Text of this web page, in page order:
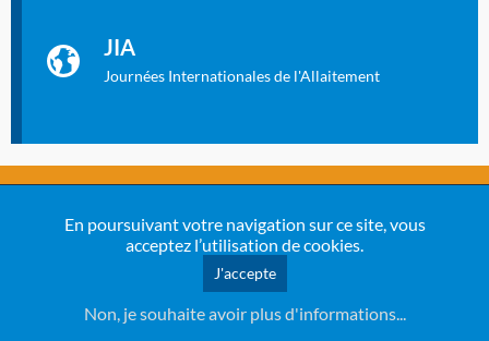
En poursuivant votre navigation sur ce site, vous
acceptez l’utilisation de cookies.
J'accepte
Non, je souhaite avoir plus d'informations...
JIA
Journées Internationales de l'Allaitement
2019 la 11e Journée Internationale de l’Allaitement, un
évènement exceptionnel organisé par LLL France.
Une animatrice bénévole près de chez vous ?Coordonnées de
l’animatrice la plus proche de chez vous
Coordonnées et dates de réunions